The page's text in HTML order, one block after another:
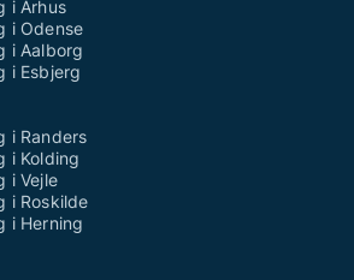
i Århus
i Odense
i Aalborg
i Esbjerg
i Randers
i Kolding
i Vejle
i Roskilde
i Herning